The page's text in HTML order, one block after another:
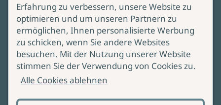
AGB Online Shop
Service
Lieferung & Versand
Produktsicherheit
Bei Fragen zur Produktsicherheit
wenden Sie sich bitte an
Erfahrung zu verbessern, unsere Website zu
optimieren und um unseren Partnern zu
ermöglichen, Ihnen personalisierte Werbung
zu schicken, wenn Sie andere Websites
besuchen. Mit der Nutzung unserer Website
stimmen Sie der Verwendung von Cookies zu.
Alle Cookies ablehnen